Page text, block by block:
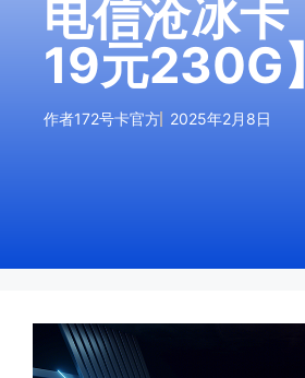
电信沧冰卡
19元230G】
作者172号卡官方 2025年2月8日